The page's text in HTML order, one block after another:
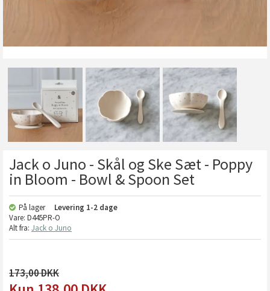
Jack o Juno - Skål og Ske Sæt - Poppy
in Bloom - Bowl & Spoon Set
På lager Levering 1-2 dage
Vare: D445PR-O
Alt fra: Jack o Juno
173,00